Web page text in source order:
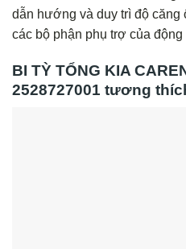
dẫn hướng và duy trì độ căng
các bộ phận phụ trợ của
BI TỲ TỔNG KIA
2528727001 tương